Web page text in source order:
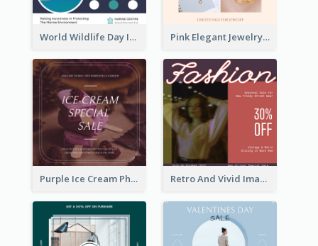
World Wildlife Day Instagram Post Pink Elegant Jewelry Sale Valentines Day Instagram Post
Purple Ice Cream Photo Dessert Sale Instagram Post Retro And Vivid Image Instagram Post Design Idea